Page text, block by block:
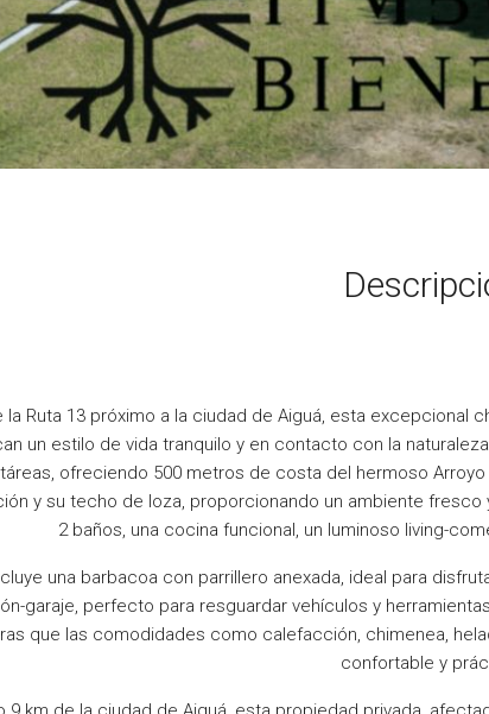
la Ruta 13 próximo a la ciudad de Aiguá, esta excepcional
un estilo de vida tranquilo y en contacto con la
ofreciendo 500 metros de costa del hermoso
y su techo de loza, proporcionando un ambiente
2 baños, una cocina funcional, un luminoso living-
una barbacoa con parrillero anexada, ideal para
garaje, perfecto para resguardar vehículos y
que las comodidades como calefacción, chimenea,
confortable y